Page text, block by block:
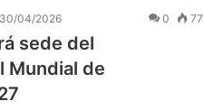
30/04/2026 0 77
sede del
Mundial de